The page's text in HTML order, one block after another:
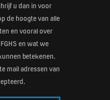
u dan in voor
de hoogte van alle
en vooral over
en wat we
betekenen.
mail adressen van